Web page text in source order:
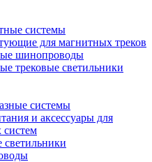
системы
для магнитных треков
шинопроводы
трековые светильники
системы
и аксессуары для
систем
светильники